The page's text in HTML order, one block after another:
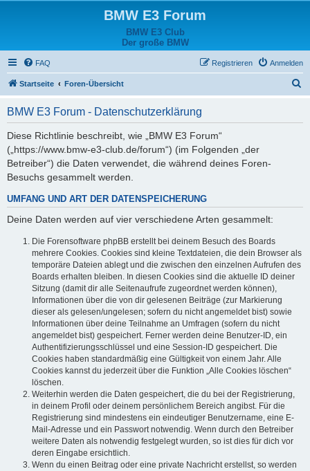
BMW E3 Forum
BMW E3 Club
Der große BMW
FAQ Anmelden
Registrieren
Startseite Foren-Übersicht
BMW E3 Forum - Datenschutzerklärung
Diese Richtlinie beschreibt, wie „BMW E3 Forum“
(„https://www.bmw-e3-club.de/forum“) (im Folgenden „der
Betreiber“) die Daten verwendet, die während deines Foren-
Besuchs gesammelt werden.
UMFANG UND ART DER DATENSPEICHERUNG
Deine Daten werden auf vier verschiedene Arten gesammelt:
Die Forensoftware phpBB erstellt bei deinem Besuch des Boards
mehrere Cookies. Cookies sind kleine Textdateien, die dein Browser als
temporäre Dateien ablegt und die zwischen den einzelnen Aufrufen des
Boards erhalten bleiben. In diesen Cookies sind die aktuelle ID deiner
Sitzung (damit dir alle Seitenaufrufe zugeordnet werden können),
Informationen über die von dir gelesenen Beiträge (zur Markierung
dieser als gelesen/ungelesen; sofern du nicht angemeldet bist) sowie
Informationen über deine Teilnahme an Umfragen (sofern du nicht
angemeldet bist) gespeichert. Ferner werden deine Benutzer-ID, ein
Authentifizierungsschlüssel und eine Session-ID gespeichert. Die
Cookies haben standardmäßig eine Gültigkeit von einem Jahr. Alle
Cookies kannst du jederzeit über die Funktion „Alle Cookies löschen“
löschen.
Weiterhin werden die Daten gespeichert, die du bei der Registrierung,
in deinem Profil oder deinem persönlichem Bereich angibst. Für die
Registrierung sind mindestens ein eindeutiger Benutzername, eine E-
Mail-Adresse und ein Passwort notwendig. Wenn durch den Betreiber
weitere Daten als notwendig festgelegt wurden, so ist dies für dich vor
deren Eingabe ersichtlich.
Wenn du einen Beitrag oder eine private Nachricht erstellst, so werden